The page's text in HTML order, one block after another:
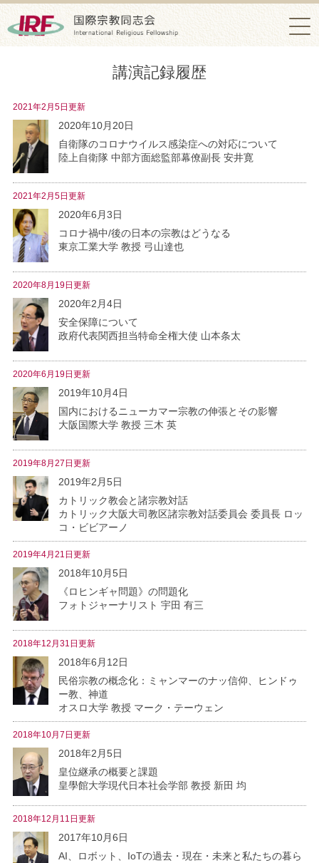
講演記録履歴
2021年2月5日更新
2020年10月20日
自衛隊のコロナウイルス感染症への対応について
陸上自衛隊 中部方面総監部幕僚副長 安井寛
2021年2月5日更新
2020年6月3日
コロナ禍中/後の日本の宗教はどうなる
東京工業大学 教授 弓山達也
2020年8月19日更新
2020年2月4日
安全保障について
政府代表関西担当特命全権大使 山本条太
2020年6月19日更新
2019年10月4日
国内におけるニューカマー宗教の伸張とその影響
大阪国際大学 教授 三木 英
2019年8月27日更新
2019年2月5日
カトリック教会と諸宗教対話
カトリック大阪大司教区諸宗教対話委員会 委員長 ロッ
コ・ビビアーノ
2019年4月21日更新
2018年10月5日
《ロヒンギャ問題》の問題化
フォトジャーナリスト 宇田 有三
2018年12月31日更新
2018年6月12日
民俗宗教の概念化：ミャンマーのナッ信仰、ヒンドゥ
ー教、神道
オスロ大学 教授 マーク・テーウェン
2018年10月7日更新
2018年2月5日
皇位継承の概要と課題
皇學館大学現代日本社会学部 教授 新田 均
2018年12月11日更新
2017年10月6日
AI、ロボット、IoTの過去・現在・未来と私たちの暮ら